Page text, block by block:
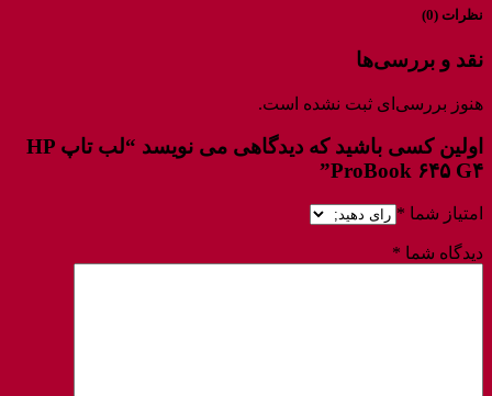
نظرات (0)
نقد و بررسی‌ها
هنوز بررسی‌ای ثبت نشده است.
اولین کسی باشید که دیدگاهی می نویسد “لب تاپ HP
ProBook ۶۴۵ G۴”
امتیاز شما *
دیدگاه شما *